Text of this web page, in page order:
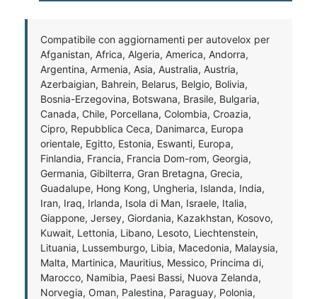
Compatibile con aggiornamenti per autovelox per
Afganistan, Africa, Algeria, America, Andorra,
Argentina, Armenia, Asia, Australia, Austria,
Azerbaigian, Bahrein, Belarus, Belgio, Bolivia,
Bosnia-Erzegovina, Botswana, Brasile, Bulgaria,
Canada, Chile, Porcellana, Colombia, Croazia,
Cipro, Repubblica Ceca, Danimarca, Europa
orientale, Egitto, Estonia, Eswanti, Europa,
Finlandia, Francia, Francia Dom-rom, Georgia,
Germania, Gibilterra, Gran Bretagna, Grecia,
Guadalupe, Hong Kong, Ungheria, Islanda, India,
Iran, Iraq, Irlanda, Isola di Man, Israele, Italia,
Giappone, Jersey, Giordania, Kazakhstan, Kosovo,
Kuwait, Lettonia, Libano, Lesoto, Liechtenstein,
Lituania, Lussemburgo, Libia, Macedonia, Malaysia,
Malta, Martinica, Mauritius, Messico, Princima di,
Marocco, Namibia, Paesi Bassi, Nuova Zelanda,
Norvegia, Oman, Palestina, Paraguay, Polonia,